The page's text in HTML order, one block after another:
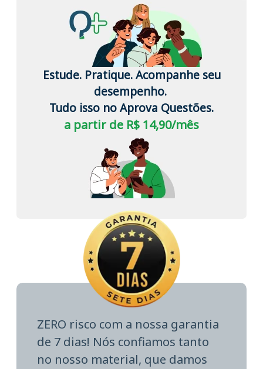
Estude. Pratique. Acompanhe seu
desempenho.
Tudo isso no Aprova Questões.
a partir de R$ 14,90/mês
ZERO risco com a nossa garantia
de 7 dias! Nós confiamos tanto
no nosso material, que damos